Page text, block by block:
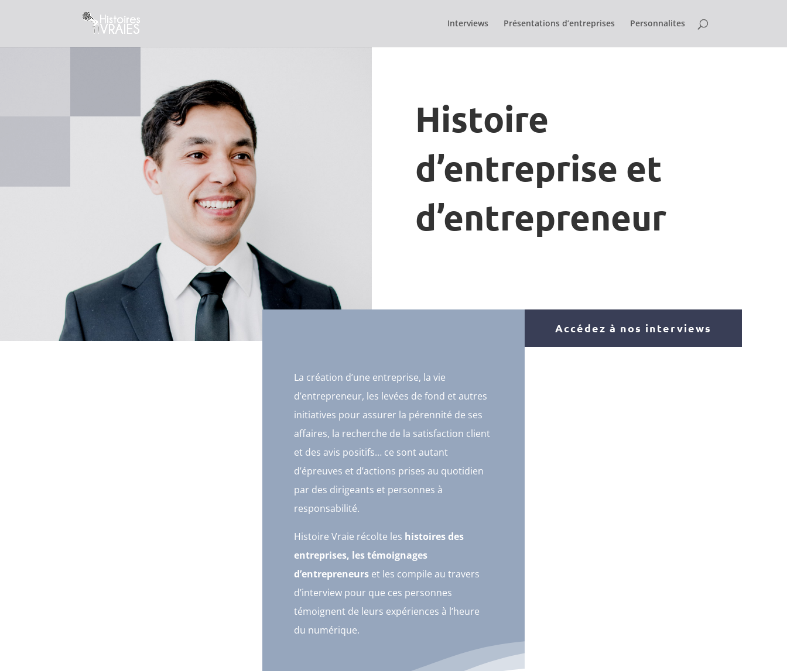
Interviews Présentations d’entreprises Personnalites
Histoire
d’entreprise et
d’entrepreneur
La création d’une entreprise, la vie
d’entrepreneur, les levées de fond et autres
initiatives pour assurer la pérennité de ses
affaires, la recherche de la satisfaction client
et des avis positifs… ce sont autant
d’épreuves et d’actions prises au quotidien
par des dirigeants et personnes à
responsabilité.
Histoire Vraie récolte les histoires des
entreprises, les témoignages
d’entrepreneurset les compile au travers
d’interview pour que ces personnes
témoignent de leurs expériences à l’heure
du numérique.
Accédez à nos interviews